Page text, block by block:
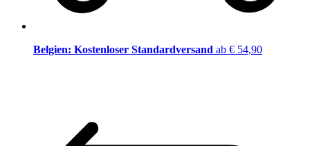
Belgien: Kostenloser Standardversand ab € 54,90